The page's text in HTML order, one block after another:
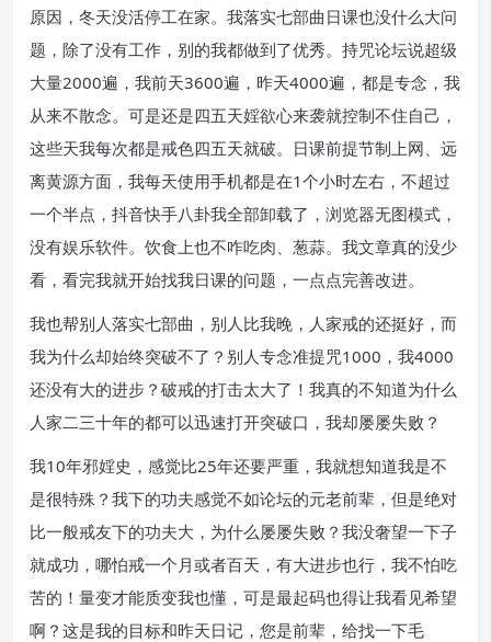
原因，冬天没活停工在家。我落实七部曲日课也没什么大问
题，除了没有工作，别的我都做到了优秀。持咒论坛说超级
大量2000遍，我前天3600遍，昨天4000遍，都是专念，我
从来不散念。可是还是四五天婬欲心来袭就控制不住自己，
这些天我每次都是戒色四五天就破。日课前提节制上网、远
离黄源方面，我每天使用手机都是在1个小时左右，不超过
一个半点，抖音快手八卦我全部卸载了，浏览器无图模式，
没有娱乐软件。饮食上也不咋吃肉、葱蒜。我文章真的没少
看，看完我就开始找我日课的问题，一点点完善改进。
我也帮别人落实七部曲，别人比我晚，人家戒的还挺好，而
我为什么却始终突破不了？别人专念准提咒1000，我4000
还没有大的进步？破戒的打击太大了！我真的不知道为什么
人家二三十年的都可以迅速打开突破口，我却屡屡失败？
我10年邪婬史，感觉比25年还要严重，我就想知道我是不
是很特殊？我下的功夫感觉不如论坛的元老前辈，但是绝对
比一般戒友下的功夫大，为什么屡屡失败？我没奢望一下子
就成功，哪怕戒一个月或者百天，有大进步也行，我不怕吃
苦的！量变才能质变我也懂，可是最起码也得让我看见希望
啊？这是我的目标和昨天日记，您是前辈，给找一下毛